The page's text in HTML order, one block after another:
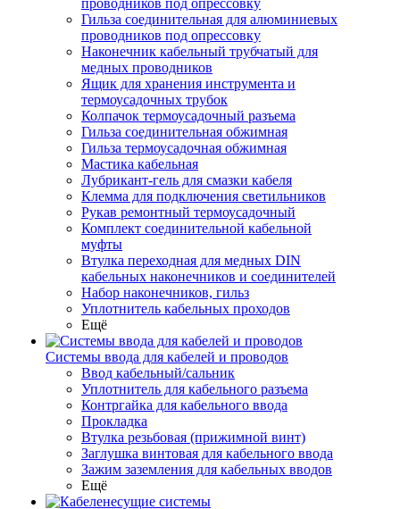
проводников под опрессовку
Гильза соединительная для алюминиевых
проводников под опрессовку
Наконечник кабельный трубчатый для
медных проводников
Ящик для хранения инструмента и
термоусадочных трубок
Колпачок термоусадочный разъема
Гильза соединительная обжимная
Гильза термоусадочная обжимная
Мастика кабельная
Лубрикант-гель для смазки кабеля
Клемма для подключения светильников
Рукав ремонтный термоусадочный
Комплект соединительной кабельной
муфты
Втулка переходная для медных DIN
кабельных наконечников и соединителей
Набор наконечников, гильз
Уплотнитель кабельных проходов
Ещё
Системы ввода для кабелей и проводов
Ввод кабельный/сальник
Уплотнитель для кабельного разъема
Контргайка для кабельного ввода
Прокладка
Втулка резьбовая (прижимной винт)
Заглушка винтовая для кабельного ввода
Зажим заземления для кабельных вводов
Ещё